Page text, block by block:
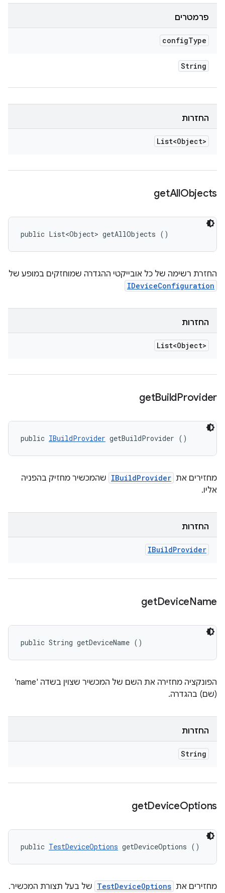
פרמטרים
configType
String
החזרות
List<Object>
getAllObjects
public List<Object> getAllObjects ()
החזרת רשימה של כל אובייקטי ההגדרה שמוחזקים במופע של
IDeviceConfiguration
החזרות
List<Object>
getBuildProvider
public IBuildProvider getBuildProvider ()
מחזירים את IBuildProvider שהמכשיר מחזיק בהפניה
אליו.
החזרות
IBuildProvider
getDeviceName
public String getDeviceName ()
הפונקציה מחזירה את השם של המכשיר שצוין בשדה 'name'
(שם) בהגדרה.
החזרות
String
getDeviceOptions
public TestDeviceOptions getDeviceOptions ()
מחזירים את TestDeviceOptions של בעל תצורת המכשיר.